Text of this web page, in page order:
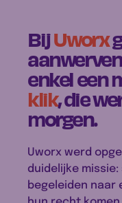
BijUworx
enkel een
klik, die
morgen.
Uworx werd
duidelijke
begeleiden naar